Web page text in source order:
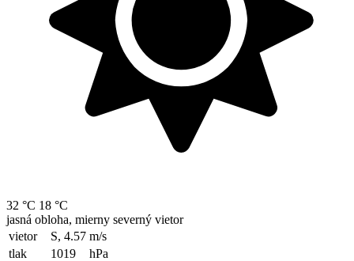
32 °C 18 °C
jasná obloha, mierny severný vietor
vietor
S, 4.57 m/s
tlak
1019
hPa